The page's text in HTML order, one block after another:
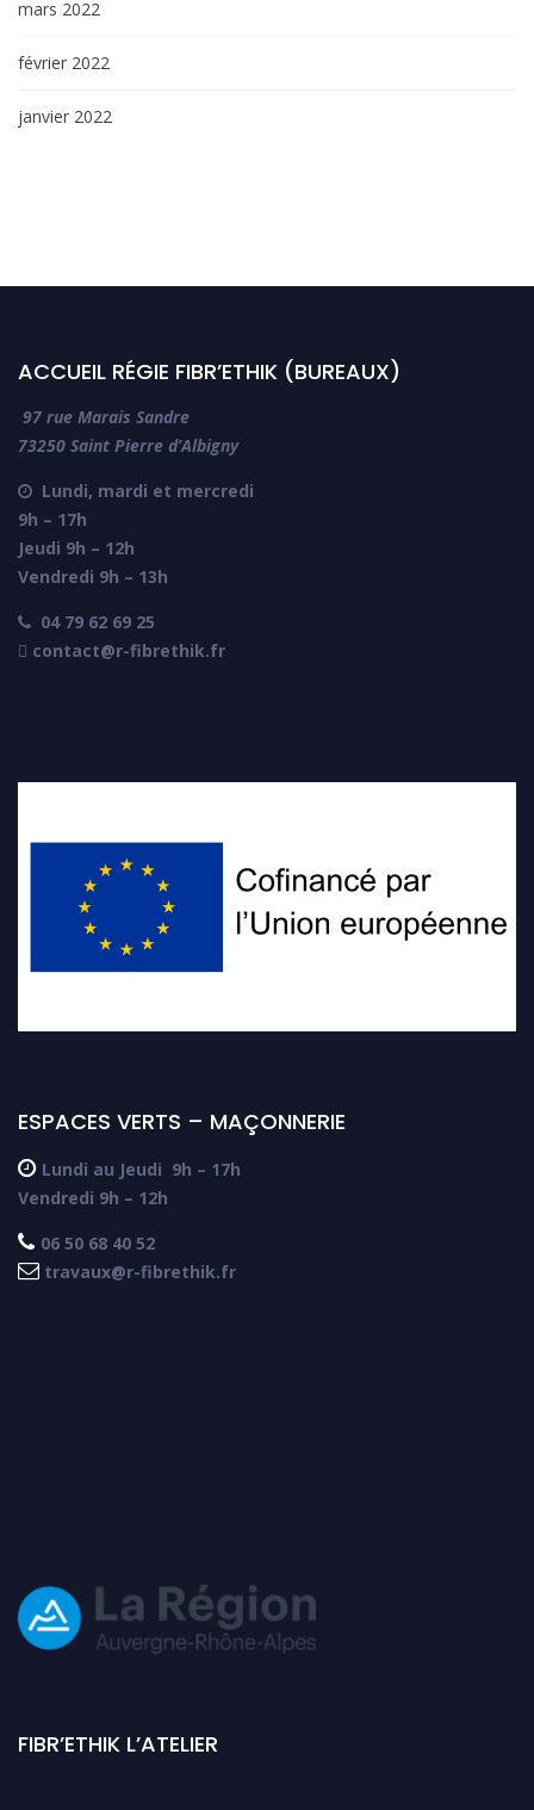
mars 2022
février 2022
janvier 2022
ACCUEIL RÉGIE FIBR’ETHIK (BUREAUX)
97 rue Marais Sandre
73250 Saint Pierre d’Albigny

Lundi, mardi et mercredi
9h – 17h
Jeudi 9h – 12h
Vendredi 9h – 13h

04 79 62 69 25
 contact@r-fibrethik.fr
ESPACES VERTS – MAÇONNERIE
 Lundi au Jeudi 9h – 17h
Vendredi 9h – 12h
 06 50 68 40 52
 travaux@r-fibrethik.fr
FIBR’ETHIK L’ATELIER